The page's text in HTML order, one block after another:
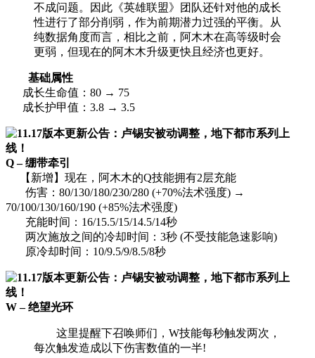
不成问题。因此《英雄联盟》团队还针对他的成长
性进行了部分削弱，作为前期潜力过强的平衡。从
纯数据角度而言，相比之前，阿木木在高等级时会
更弱，但现在的阿木木升级更快且经济也更好。
基础属性
成长生命值：80 → 75
成长护甲值：3.8 → 3.5
Q – 绷带牵引
【新增】现在，阿木木的Q技能拥有2层充能
伤害：80/130/180/230/280 (+70%法术强度) →
70/100/130/160/190 (+85%法术强度)
充能时间：16/15.5/15/14.5/14秒
两次施放之间的冷却时间：3秒 (不受技能急速影响)
原冷却时间：10/9.5/9/8.5/8秒
W – 绝望光环
这里提醒下召唤师们，W技能每秒触发两次，
每次触发造成以下伤害数值的一半!